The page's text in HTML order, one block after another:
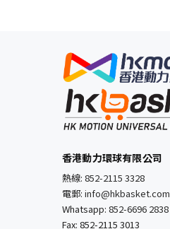
香港動力環球有限公司
熱線: 852-2115 3328
電郵: info@hkbasket.com
Whatsapp: 852-6696 2838
Fax: 852-2115 3013